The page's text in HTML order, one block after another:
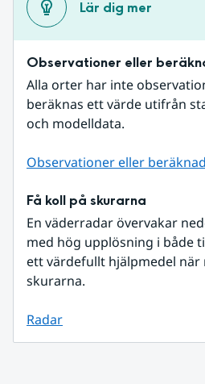
Lär dig mer
Observationer eller
Alla orter har inte
beräknas ett värde utifrån
och modelldata.
Observationer eller
Få koll på skurarna
En väderradar övervakar
med hög upplösning i både
ett värdefullt hjälpmedel när
skurarna.
Radar